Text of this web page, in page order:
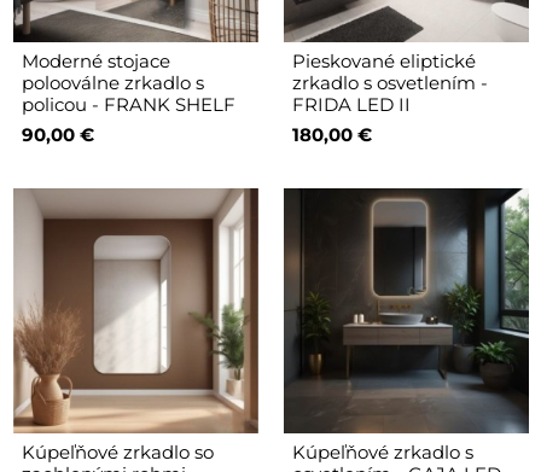
Moderné stojace
polooválne zrkadlo s
policou - FRANK SHELF
90,00 €
Pieskované eliptické
zrkadlo s osvetlením -
FRIDA LED II
180,00 €
Kúpeľňové zrkadlo so
Kúpeľňové zrkadlo s